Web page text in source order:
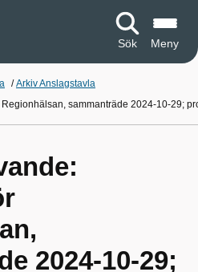
Sök Meny
/Arkiv Anslagstavla
sammanträde 2024-10-29;
2024-10-29;